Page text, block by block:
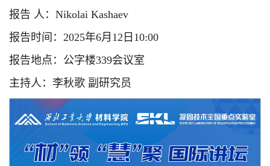
报告 人：Nikolai Kashaev
报告时间：2025年6月12日10:00
报告地点：公字楼339会议室
主持人：李秋歌 副研究员